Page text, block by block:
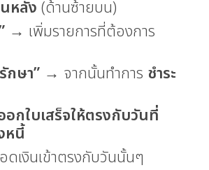
หลัง (ด้านซ้ายบน)
→ เพิ่มรายการที่ต้องการ
กษา” → จากนั้นทำการ ชำระ
กใบเสร็จให้ตรงกับวันที่
หนี้
ดเงินเข้าตรงกับวันนั้นๆ